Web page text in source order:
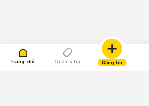
Trang chủ Quản lý tin Đăng tin